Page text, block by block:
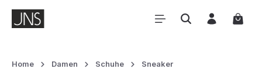
Zum Hauptinhalt springen
Home Damen Schuhe Sneaker